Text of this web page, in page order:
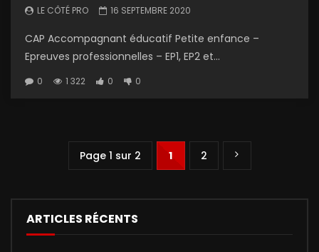
LE CÔTÉ PRO 16 SEPTEMBRE 2020
CAP Accompagnant éducatif Petite enfance –
Epreuves professionnelles – EP1, EP2 et...
0 1 322 0 0
Page 1 sur 2 1 2
ARTICLES RÉCENTS